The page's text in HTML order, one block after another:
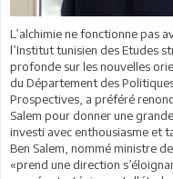
L’alchimie ne fonctionne pas
l’Institut tunisien des Etudes
profonde sur les nouvelles
du Département des
Prospectives, a préféré
Salem pour donner une
investi avec enthousiasme et
Ben Salem, nommé ministre
«prend une direction